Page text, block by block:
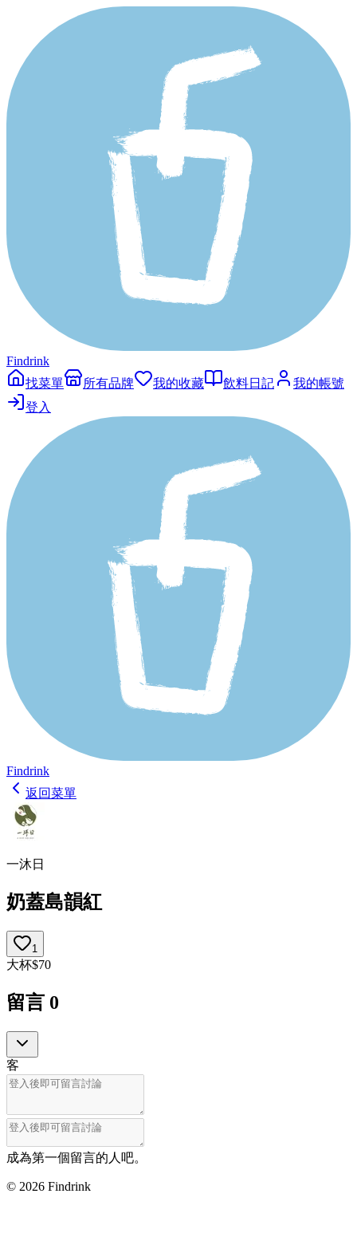
Findrink
找菜單
所有品牌 我的收藏 飲料日記
我的帳號
登入
Findrink
返回菜單
一沐日
奶蓋島韻紅
1
大杯$70
留言 0
客
成為第一個留言的人吧。
© 2026 Findrink